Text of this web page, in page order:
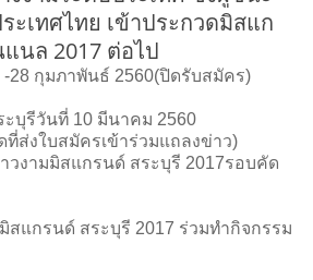
ะเทศไทย เข้าประกวดมิสแก
นล 2017 ต่อไป
-28 กุมภาพันธ์ 2560(ปิดรับสมัคร)
บุรีวันที่ 10 มีนาคม 2560
ส่งใบสมัครเข้าร่วมแถลงข่าว)
วงามมิสแกรนด์ สระบุรี 2017รอบคัด
สแกรนด์ สระบุรี 2017 ร่วมทำกิจกรรม